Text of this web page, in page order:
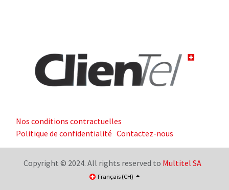
Nos conditions contractuelles
Politique de confidentialité Contactez-nous
Copyright © 2024. All rights reserved to Multitel SA
Français (CH)